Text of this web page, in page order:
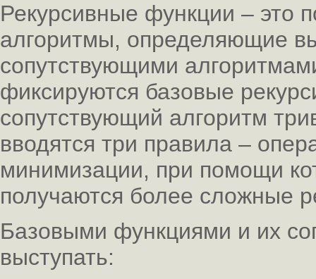
Рекурсивные функции – это
алгоритмы, определяющие
сопутствующими
фиксируются базовые
сопутствующий алгоритм
вводятся три правила –
минимизации, при помощи
получаются более сложные
Базовыми функциями и их
выступать: